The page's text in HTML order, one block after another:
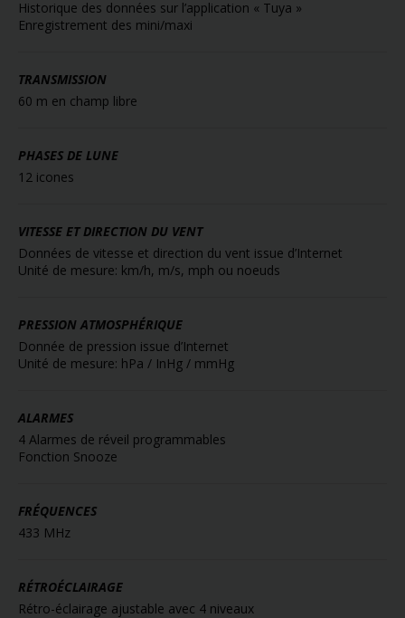
Historique des données sur l’application « Tuya »
Enregistrement des mini/maxi
TRANSMISSION
60 m en champ libre
PHASES DE LUNE
12 icones
VITESSE ET DIRECTION DU VENT
Données de vitesse et direction du vent issue d’Internet
Unité de mesure: km/h, m/s, mph ou noeuds
PRESSION ATMOSPHÉRIQUE
Donnée de pression issue d’Internet
Unité de mesure: hPa / InHg / mmHg
ALARMES
4 Alarmes de réveil programmables
Fonction Snooze
FRÉQUENCES
433 MHz
RÉTROÉCLAIRAGE
Rétro-éclairage ajustable avec 4 niveaux